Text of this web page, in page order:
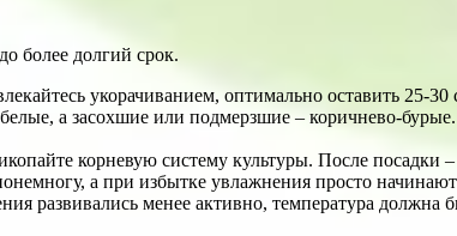
более долгий срок.
укорачиванием, оптимально оставить 25-
а засохшие или подмерзшие – коричнево-
корневую систему культуры. После посадки
а при избытке увлажнения просто
развивались менее активно, температура должна